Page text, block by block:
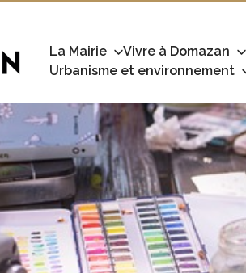
La Mairie Vivre à Domazan
Urbanisme et environnement